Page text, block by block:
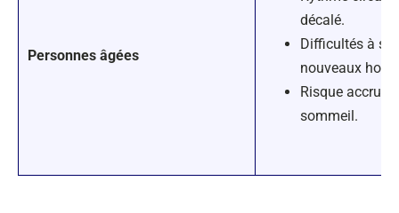
Personnes âgées
décalé.
Difficultés à
nouveaux
Risque accru
sommeil.